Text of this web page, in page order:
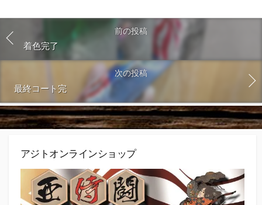
前の投稿
着色完了
次の投稿
最終コート完
アジトオンラインショップ